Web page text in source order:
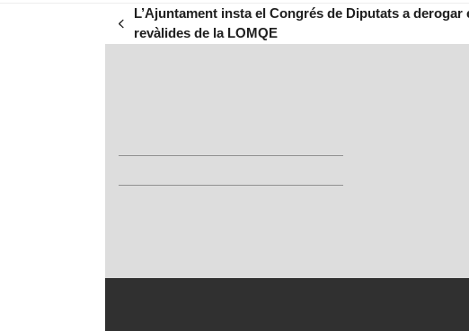
previous
L’Ajuntament insta el Congrés de Diputats a derogar
revàlides de la LOMQE